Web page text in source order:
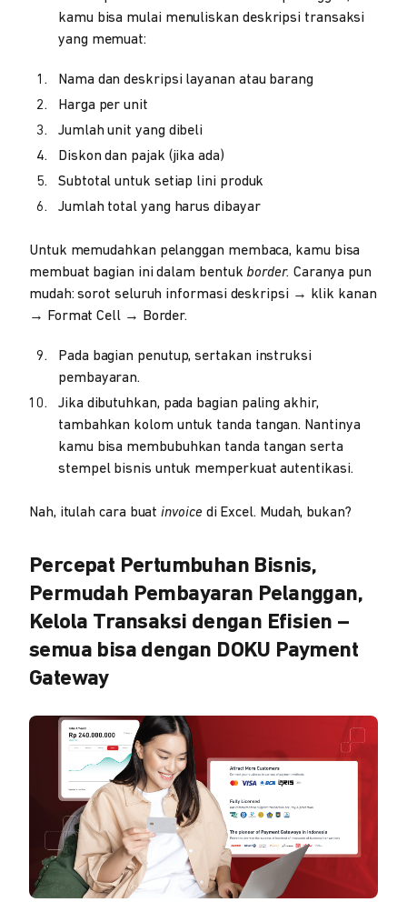
kamu bisa mulai menuliskan deskripsi transaksi
yang memuat:
Nama dan deskripsi layanan atau barang
Harga per unit
Jumlah unit yang dibeli
Diskon dan pajak (jika ada)
Subtotal untuk setiap lini produk
Jumlah total yang harus dibayar
Untuk memudahkan pelanggan membaca, kamu bisa
membuat bagian ini dalam bentuk border. Caranya pun
mudah: sorot seluruh informasi deskripsi → klik kanan
→ Format Cell → Border.
Pada bagian penutup, sertakan instruksi
pembayaran.
Jika dibutuhkan, pada bagian paling akhir,
tambahkan kolom untuk tanda tangan. Nantinya
kamu bisa membubuhkan tanda tangan serta
stempel bisnis untuk memperkuat autentikasi.
Nah, itulah cara buatinvoice di Excel. Mudah, bukan?
Percepat Pertumbuhan Bisnis,
Permudah Pembayaran Pelanggan,
Kelola Transaksi dengan Efisien –
semua bisa dengan DOKU Payment
Gateway